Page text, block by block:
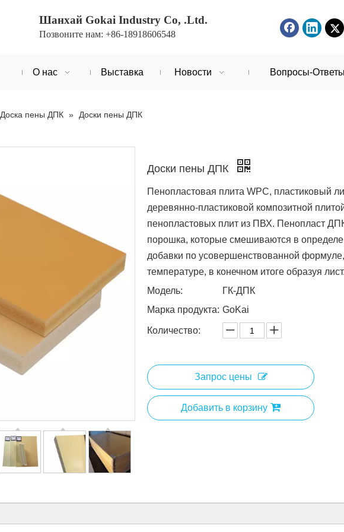
Шанхай Gokai Industry Co, .Ltd.
Позвоните нам: +86-18918606548
О нас Выставка Новости Вопросы-
Доска пены ДПК » Доски пены ДПК
Доски пены ДПК
Пенопластовая плита WPC, пластиковый
деревянно-пластиковой композитной
пенопластовых плит из ПВХ. Пенопласт
порошка, которые смешиваются в
добавки по усовершенствованной
температуре, в конечном итоге образуя
Модель:
ГК-ДПК
Марка продукта: GoKai
Количество:
Запрос цены
Добавить в корзину